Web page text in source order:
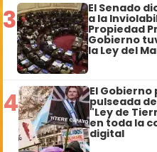
3 El Senado
a la
Propiedad
Gobierno
la Ley del
4 El Gobierno
pulseada
"Ley de
en toda la
digital